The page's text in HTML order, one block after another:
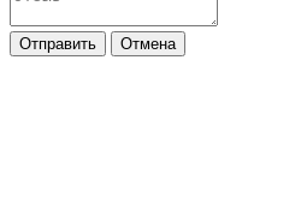
Отправить Отмена